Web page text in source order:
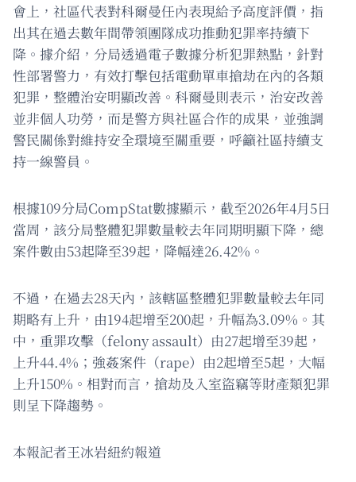
會上，社區代表對科爾曼任內表現給予高度評價，指
出其在過去數年間帶領團隊成功推動犯罪率持續下
降。據介紹，分局透過電子數據分析犯罪熱點，針對
性部署警力，有效打擊包括電動單車搶劫在內的各類
犯罪，整體治安明顯改善。科爾曼則表示，治安改善
並非個人功勞，而是警方與社區合作的成果，並強調
警民關係對維持安全環境至關重要，呼籲社區持續支
持一線警員。
根據109分局CompStat數據顯示，截至2026年4月5日
當周，該分局整體犯罪數量較去年同期明顯下降，總
案件數由53起降至39起，降幅達26.42%。
不過，在過去28天內，該轄區整體犯罪數量較去年同
期略有上升，由194起增至200起，升幅為3.09%。其
中，重罪攻擊（felony assault）由27起增至39起，
上升44.4%；強姦案件（rape）由2起增至5起，大幅
上升150%。相對而言，搶劫及入室盜竊等財產類犯罪
則呈下降趨勢。
本報記者王冰岩紐約報道